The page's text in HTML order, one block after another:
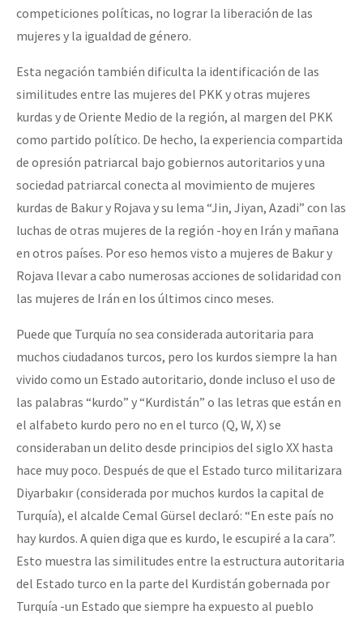
competiciones políticas, no lograr la liberación de las
mujeres y la igualdad de género.
Esta negación también dificulta la identificación de las
similitudes entre las mujeres del PKK y otras mujeres
kurdas y de Oriente Medio de la región, al margen del PKK
como partido político. De hecho, la experiencia compartida
de opresión patriarcal bajo gobiernos autoritarios y una
sociedad patriarcal conecta al movimiento de mujeres
kurdas de Bakur y Rojava y su lema “Jin, Jiyan, Azadi” con las
luchas de otras mujeres de la región -hoy en Irán y mañana
en otros países. Por eso hemos visto a mujeres de Bakur y
Rojava llevar a cabo numerosas acciones de solidaridad con
las mujeres de Irán en los últimos cinco meses.
Puede que Turquía no sea considerada autoritaria para
muchos ciudadanos turcos, pero los kurdos siempre la han
vivido como un Estado autoritario, donde incluso el uso de
las palabras “kurdo” y “Kurdistán” o las letras que están en
el alfabeto kurdo pero no en el turco (Q, W, X) se
consideraban un delito desde principios del siglo XX hasta
hace muy poco. Después de que el Estado turco militarizara
Diyarbakır (considerada por muchos kurdos la capital de
Turquía), el alcalde Cemal Gürsel declaró: “En este país no
hay kurdos. A quien diga que es kurdo, le escupiré a la cara”.
Esto muestra las similitudes entre la estructura autoritaria
del Estado turco en la parte del Kurdistán gobernada por
Turquía -un Estado que siempre ha expuesto al pueblo